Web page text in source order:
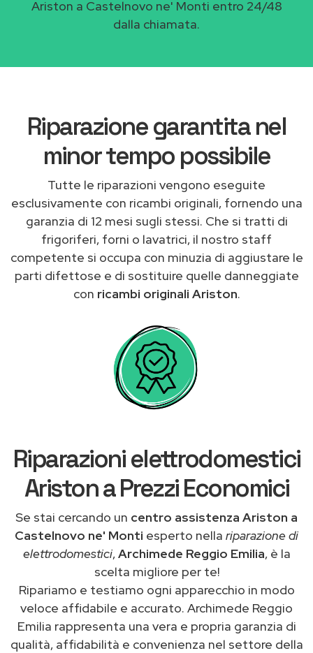
Ariston a Castelnovo ne' Monti entro 24/48
dalla chiamata.
Riparazione garantita nel
minor tempo possibile
Tutte le riparazioni vengono eseguite
esclusivamente con ricambi originali, fornendo una
garanzia di 12 mesi sugli stessi. Che si tratti di
frigoriferi, forni o lavatrici, il nostro staff
competente si occupa con minuzia di aggiustare le
parti difettose e di sostituire quelle danneggiate
con ricambi originali Ariston.
Riparazioni elettrodomestici
Ariston a Prezzi Economici
Se stai cercando un centro assistenza Ariston a
Castelnovo ne' Monti esperto nella riparazione di
elettrodomestici,Archimede Reggio Emilia, è la
scelta migliore per te!
Ripariamo e testiamo ogni apparecchio in modo
veloce affidabile e accurato. Archimede Reggio
Emilia rappresenta una vera e propria garanzia di
qualità, affidabilità e convenienza nel settore della